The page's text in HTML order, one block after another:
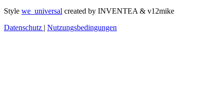
Style we_universal created by INVENTEA & v12mike
Datenschutz | Nutzungsbedingungen